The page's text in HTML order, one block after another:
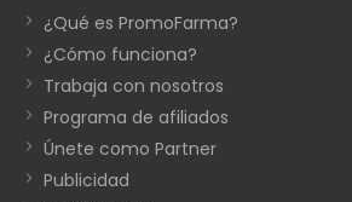
¿Qué es PromoFarma?
¿Cómo funciona?
Trabaja con nosotros
Programa de afiliados
Únete como Partner
Publicidad